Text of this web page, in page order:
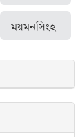
ময়মনসিংহ